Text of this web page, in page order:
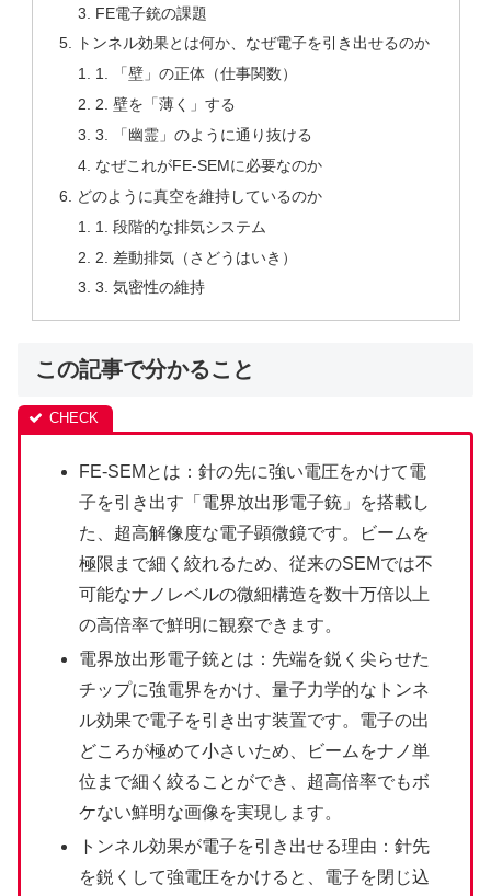
FE電子銃の課題
トンネル効果とは何か、なぜ電子を引き出せるのか
1. 「壁」の正体（仕事関数）
2. 壁を「薄く」する
3. 「幽霊」のように通り抜ける
なぜこれがFE-SEMに必要なのか
どのように真空を維持しているのか
1. 段階的な排気システム
2. 差動排気（さどうはいき）
3. 気密性の維持
この記事で分かること
FE-SEMとは：針の先に強い電圧をかけて電
子を引き出す「電界放出形電子銃」を搭載し
た、超高解像度な電子顕微鏡です。ビームを
極限まで細く絞れるため、従来のSEMでは不
可能なナノレベルの微細構造を数十万倍以上
の高倍率で鮮明に観察できます。
電界放出形電子銃とは：先端を鋭く尖らせた
チップに強電界をかけ、量子力学的なトンネ
ル効果で電子を引き出す装置です。電子の出
どころが極めて小さいため、ビームをナノ単
位まで細く絞ることができ、超高倍率でもボ
ケない鮮明な画像を実現します。
トンネル効果が電子を引き出せる理由：針先
を鋭くして強電圧をかけると、電子を閉じ込